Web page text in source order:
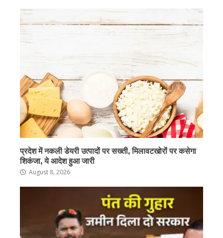
प्रदेश में नकली डेयरी उत्पादों पर सख्ती, मिलावटखोरों पर कसेगा
शिकंजा, ये आदेश हुआ जारी
August 8, 2026